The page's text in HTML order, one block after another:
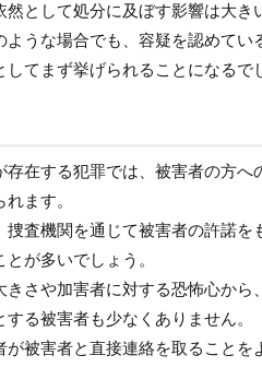
として処分に及ぼす影響は大き
うな場合でも、容疑を認めて
てまず挙げられることになるで
在する犯罪では、被害者の方へ
ます。
査機関を通じて被害者の許諾
が多いでしょう。
さや加害者に対する恐怖心から
る被害者も少なくありません。
被害者と直接連絡を取ること